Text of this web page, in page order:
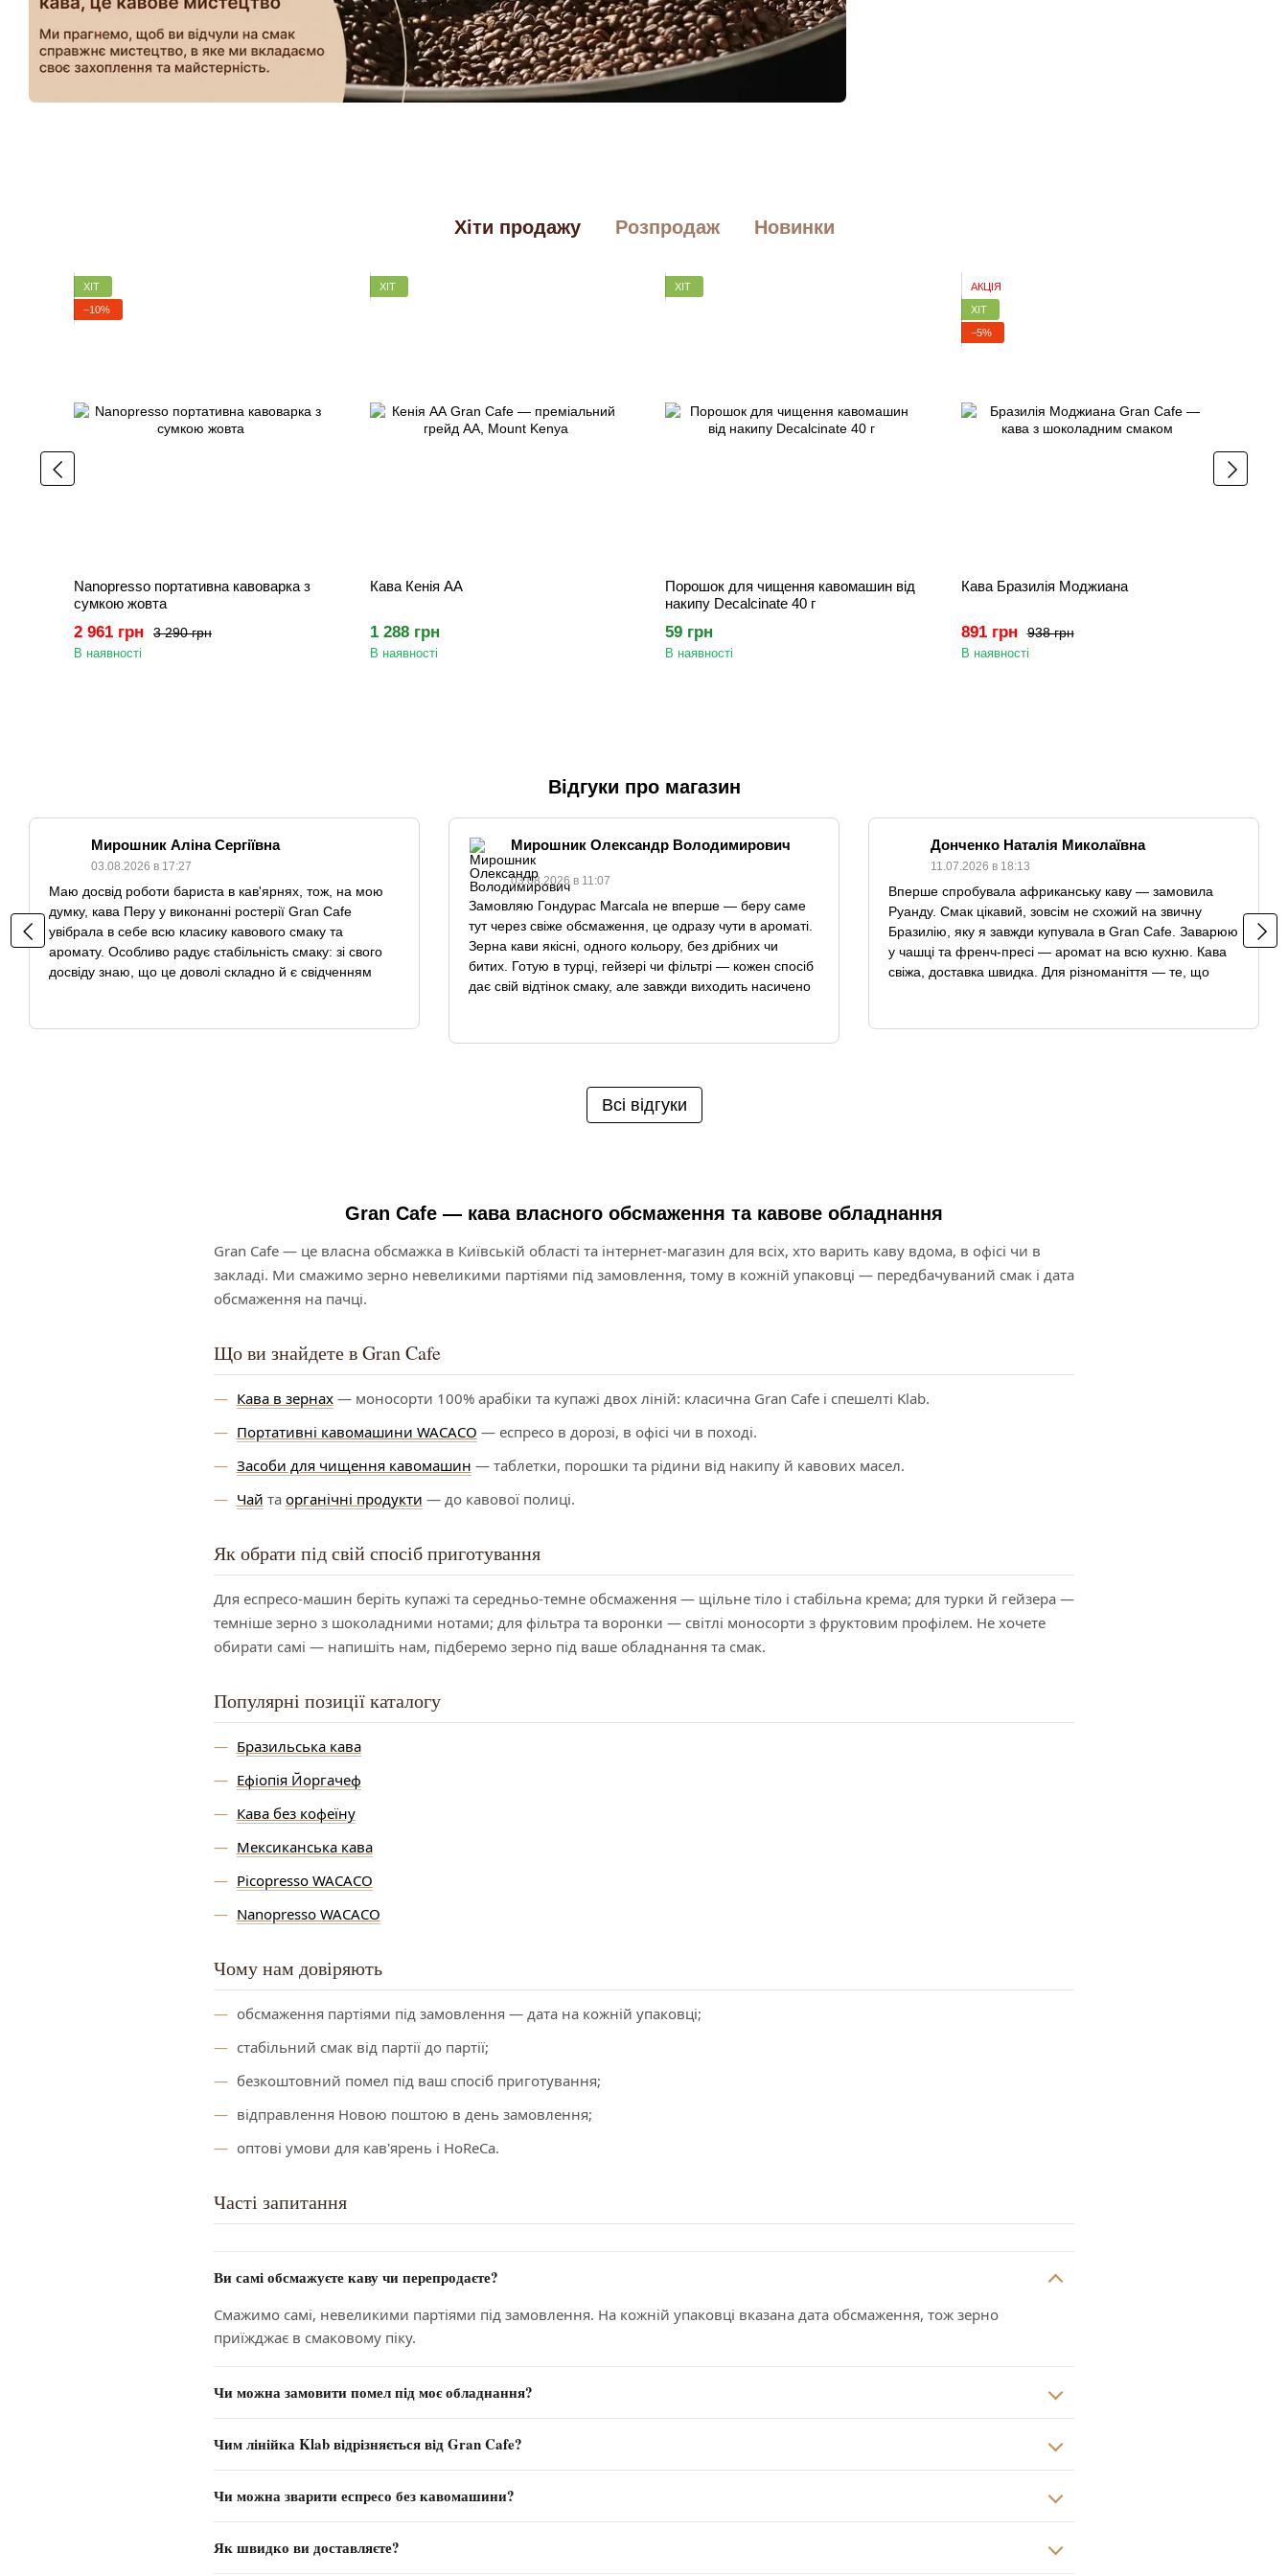
Хіти продажу Розпродаж Новинки
ХІТ
−10%
Nanopresso портативна кавоварка з
сумкою жовта
3 290 грн
2 961 грн
В наявності
ХІТ
Кава Кенія АА
1 288 грн
В наявності
ХІТ
Порошок для чищення кавомашин від
накипу Decalcinate 40 г
59 грн
В наявності
АКЦІЯ
ХІТ
−5%
Кава Бразилія Моджиана
938 грн
891 грн
В наявності
Відгуки про магазин
Мирошник Аліна Сергіївна
03.08.2026 в 17:27
Маю досвід роботи бариста в кав'ярнях, тож, на мою
думку, кава Перу у виконанні ростерії Gran Cafe
увібрала в себе всю класику кавового смаку та
аромату. Особливо радує стабільність смаку: зі свого
досвіду знаю, що це доволі складно й є свідченням
щоденною.
Мирошник Олександр Володимирович
03.08.2026 в 11:07
Замовляю Гондурас Marcala не вперше — беру саме
тут через свіже обсмаження, це одразу чути в ароматі.
Зерна кави якісні, одного кольору, без дрібних чи
битих. Готую в турці, гейзері чи фільтрі — кожен спосіб
дає свій відтінок смаку, але завжди виходить насичено
Донченко Наталія Миколаївна
11.07.2026 в 18:13
Вперше спробувала африканську каву — замовила
Руанду. Смак цікавий, зовсім не схожий на звичну
Бразилію, яку я завжди купувала в Gran Cafe. Заварюю
у чашці та френч-пресі — аромат на всю кухню. Кава
свіжа, доставка швидка. Для різноманіття — те, що
Всі відгуки
Gran Cafe — кава власного обсмаження та кавове обладнання
Gran Cafe — це власна обсмажка в Київській області та інтернет-магазин для всіх, хто варить каву вдома, в офісі чи в
закладі. Ми смажимо зерно невеликими партіями під замовлення, тому в кожній упаковці — передбачуваний смак і дата
обсмаження на пачці.
Що ви знайдете в Gran Cafe
Кава в зернах— моносорти 100% арабіки та купажі двох ліній: класична Gran Cafe і спешелті Klab.
Портативні кавомашини WACACO — еспресо в дорозі, в офісі чи в поході.
Засоби для чищення кавомашин — таблетки, порошки та рідини від накипу й кавових масел.
Чай та органічні продукти — до кавової полиці.
Як обрати під свій спосіб приготування
Для еспресо-машин беріть купажі та середньо-темне обсмаження — щільне тіло і стабільна крема; для турки й гейзера —
темніше зерно з шоколадними нотами; для фільтра та воронки — світлі моносорти з фруктовим профілем. Не хочете
обирати самі — напишіть нам, підберемо зерно під ваше обладнання та смак.
Популярні позиції каталогу
Бразильська кава
Ефіопія Йоргачеф
Кава без кофеїну
Мексиканська кава
Picopresso WACACO
Nanopresso WACACO
Чому нам довіряють
обсмаження партіями під замовлення — дата на кожній упаковці;
стабільний смак від партії до партії;
безкоштовний помел під ваш спосіб приготування;
відправлення Новою поштою в день замовлення;
оптові умови для кав'ярень і HoReCa.
Часті запитання
Ви самі обсмажуєте каву чи перепродаєте?
Смажимо самі, невеликими партіями під замовлення. На кожній упаковці вказана дата обсмаження, тож зерно
приїжджає в смаковому піку.
Чи можна замовити помел під моє обладнання?
Чим лінійка Klab відрізняється від Gran Cafe?
Чи можна зварити еспресо без кавомашини?
Як швидко ви доставляєте?